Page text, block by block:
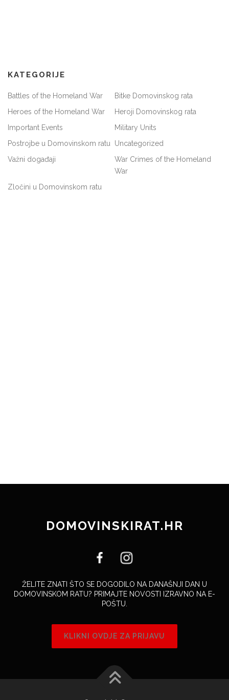
KATEGORIJE
Battles of the Homeland War
Bitke Domovinskog rata
Heroes of the Homeland War
Heroji Domovinskog rata
Important Events
Military Units
Postrojbe u Domovinskom ratu Uncategorized
Važni događaji
War Crimes of the Homeland
War
Zločini u Domovinskom ratu
DOMOVINSKIRAT.HR
ŽELITE ZNATI ŠTO SE DOGODILO NA DANAŠNJI DAN U
DOMOVINSKOM RATU? PRIMAJTE NOVOSTI IZRAVNO NA E-
POŠTU.
KLIKNI OVDJE ZA PRIJAVU